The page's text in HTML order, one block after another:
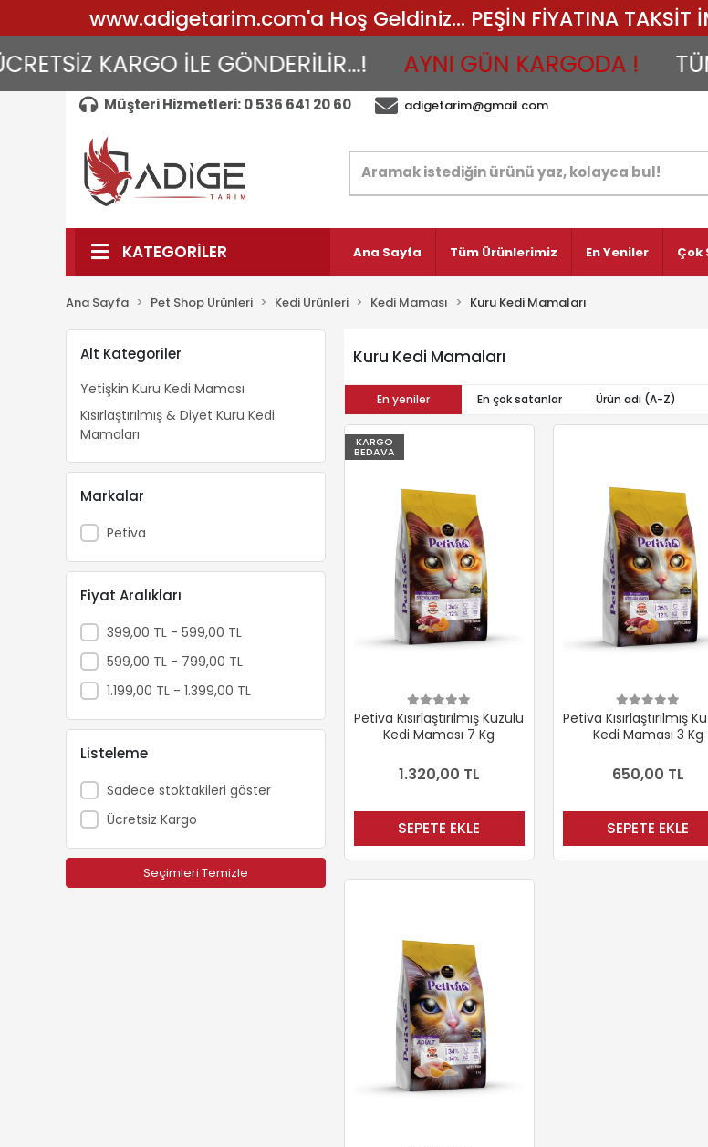
www.adigetarim.com'a Hoş Geldiniz... PEŞİN FİYATINA TAKSİT
KARGO İLE GÖNDERİLİR...! AYNI GÜN KARGODA !
Müşteri Hizmetleri: 0 536 641 20 60 adigetarim@gmail.com
KATEGORİLER Ana Sayfa Tüm Ürünlerimiz En Yeniler Çok
Ana Sayfa Pet Shop Ürünleri Kedi Ürünleri Kedi Maması Kuru Kedi Mamaları
Alt Kategoriler
Yetişkin Kuru Kedi Maması
Kısırlaştırılmış & Diyet Kuru Kedi
Mamaları
Markalar
Petiva
Fiyat Aralıkları
399,00 TL - 599,00 TL
599,00 TL - 799,00 TL
1.199,00 TL - 1.399,00 TL
Listeleme
Sadece stoktakileri göster
Ücretsiz Kargo
Seçimleri Temizle
Kuru Kedi Mamaları
En yeniler En çok satanlar Ürün adı (A-Z)
KARGO
BEDAVA
Petiva Kısırlaştırılmış Kuzulu
Kedi Maması 7 Kg
1.320,00 TL
SEPETE EKLE
Petiva Kısırlaştırılmış
Kedi Maması 3 Kg
650,00 TL
SEPETE EKLE